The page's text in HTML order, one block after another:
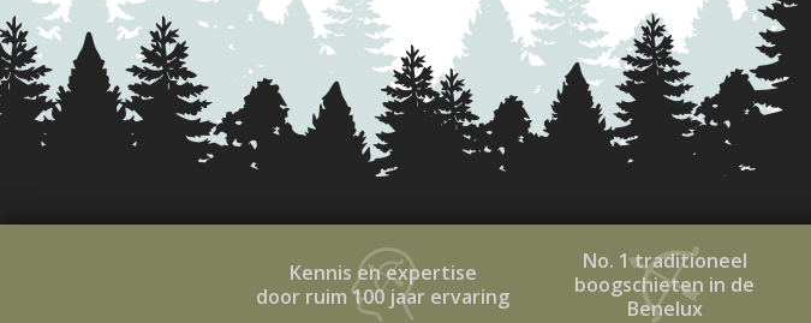
Kennis en expertise
door ruim 100 jaar ervaring
No. 1 traditioneel
boogschieten in de
Benelux